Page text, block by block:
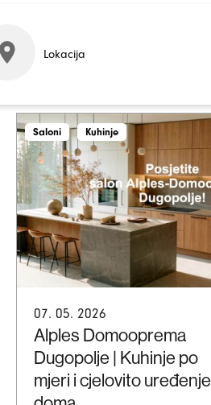
Lokacija
Saloni Kuhinje
07. 05. 2026
Alples Domooprema
Dugopolje | Kuhinje po
mjeri i cjelovito uređenje